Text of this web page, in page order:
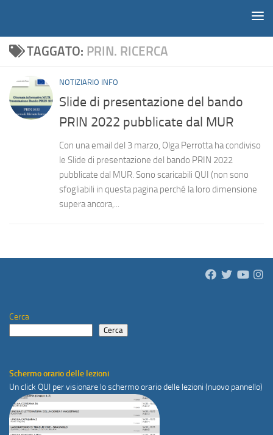
TAGGATO: PRIN. RICERCA
NOTIZIARIO INFO
Slide di presentazione del bando
PRIN 2022 pubblicate dal MUR
Con una email del 3 marzo, Olga Perrotta ha condiviso
le Slide di presentazione del bando PRIN 2022
pubblicate dal MUR. Sono scaricabili QUI (non sono
sfogliabili in questa pagina perché la loro dimensione
supera ancora,...
Cerca
Cerca
Schermo orario delle lezioni
Un click QUI per visionare lo schermo orario delle lezioni (nuovo pannello)